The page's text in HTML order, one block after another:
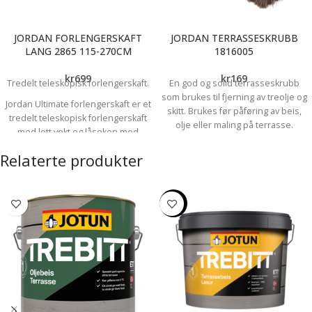
JORDAN FORLENGERSKAFT
LANG 2865 115-270CM
kr699
Tredelt teleskopisk forlengerskaft.
Jordan Ultimate forlengerskaft er et
tredelt teleskopisk forlengerskaft
med lett vekt og låsekon med
utendørsjobber.
fleste oppussingsjobber ved å gi et
jevnere og penere sluttresultat.
Jobben går raskere og blir mindre
belastende. Forlengerskaftet
passer til alle Jordans
malerullbøyler, forlengbare
pensler, forlengbare verktøy og
JORDAN TERRASSESKRUBB
1816005
kr169
En god og solid terrasseskrubb
som brukes til fjerning av treolje og
skitt. Brukes før påføring av beis,
olje eller maling på terrasse.
Relaterte produkter
-17%